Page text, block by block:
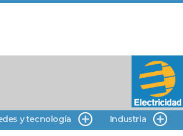
y tecnología Industria